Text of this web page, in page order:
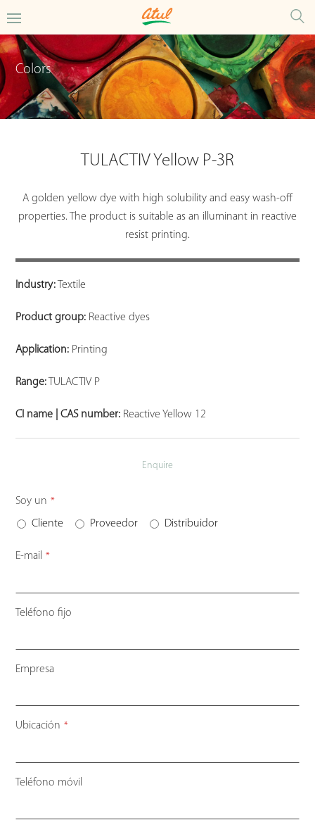
Colors
TULACTIV Yellow P-3R
A golden yellow dye with high solubility and easy wash-off
properties. The product is suitable as an illuminant in reactive
resist printing.
Industry: Textile
Product group: Reactive dyes
Application: Printing
Range: TULACTIV P
CI name | CAS number: Reactive Yellow 12
Enquire
Business
Email *
Soy un *
Cliente Proveedor Distribuidor
E-mail *
Teléfono fijo
Empresa
Ubicación *
Teléfono móvil